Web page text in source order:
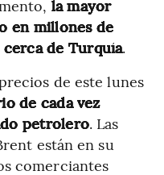
la mayor
en millones de
de Turquía.
de este lunes
de cada vez
petrolero. Las
están en su
comerciantes